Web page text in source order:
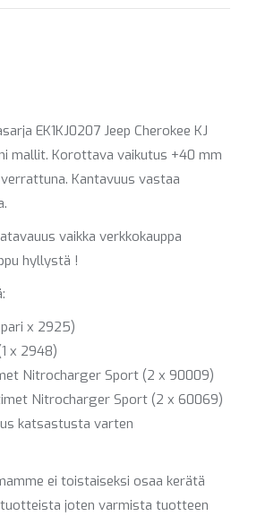
EK1KJ0207 Jeep Cherokee KJ
mallit. Korottava vaikutus +40 mm
Kantavuus vastaa
vaikka verkkokauppa
hyllystä !
x 2925)
x 2948)
Nitrocharger Sport (2 x 90009)
Nitrocharger Sport (2 x 60069)
katsastusta varten
ei toistaiseksi osaa kerätä
joten varmista tuotteen